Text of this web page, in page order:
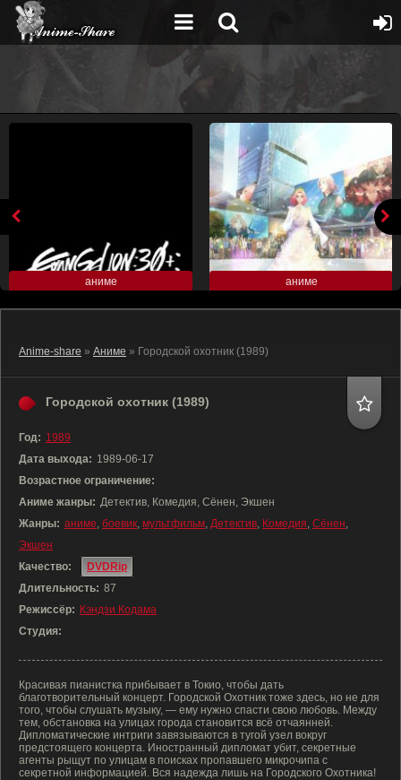
аниме аниме
Anime-share » Аниме » Городской охотник (1989)
Городской охотник (1989)
Год: 1989
Дата выхода: 1989-06-17
Возрастное ограничение:
Аниме жанры: Детектив, Комедия, Сёнен, Экшен
Жанры: аниме, боевик, мультфильм, Детектив, Комедия, Сёнен,
Экшен
Качество:
DVDRip
Длительность: 87
Режиссёр: Кэндзи Кодама
Студия:
Красивая пианистка прибывает в Токио, чтобы дать
благотворительный концерт. Городской Охотник тоже здесь, но не для
того, чтобы слушать музыку, — ему нужно спасти свою любовь. Между
тем, обстановка на улицах города становится всё отчаянней.
Дипломатические интриги завязываются в тугой узел вокруг
предстоящего концерта. Иностранный дипломат убит, секретные
агенты рыщут по улицам в поисках пропавшего микрочипа с
секретной информацией. Вся надежда лишь на Городского Охотника!